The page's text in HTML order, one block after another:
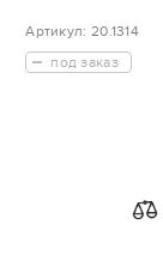
Артикул: 20.1314
под заказ